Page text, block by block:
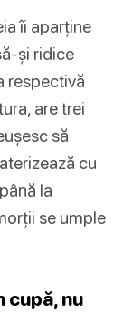
îi aparține
și ridice
respectivă
are trei
să
cu
la
se umple
cupă, nu